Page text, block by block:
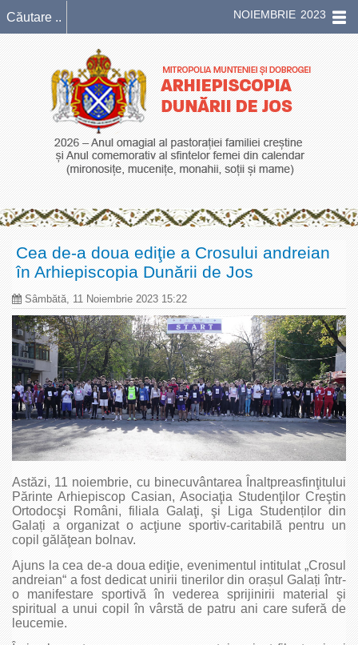
NOIEMBRIE 2023
Cea de-a doua ediţie a Crosului andreian
în Arhiepiscopia Dunării de Jos
Sâmbătă, 11 Noiembrie 2023 15:22
Astăzi, 11 noiembrie, cu binecuvântarea Înaltpreasfinţitului
Părinte Arhiepiscop Casian, Asociaţia Studenţilor Creştin
Ortodocşi Români, filiala Galaţi, şi Liga Studenților din
Galați a organizat o acţiune sportiv-caritabilă pentru un
copil gălăţean bolnav.
Ajuns la cea de-a doua ediţie, evenimentul intitulat „Crosul
andreian“ a fost dedicat unirii tinerilor din orașul Galați într-
o manifestare sportivă în vederea sprijinirii material şi
spiritual a unui copil în vârstă de patru ani care suferă de
leucemie.